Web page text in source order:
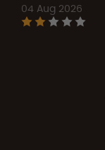
04 Aug 2026